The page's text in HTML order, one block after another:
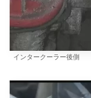
インタークーラー後側